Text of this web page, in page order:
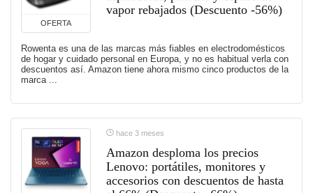
OFERTA
vapor rebajados (Descuento -56%)
Rowenta es una de las marcas más fiables en electrodomésticos
de hogar y cuidado personal en Europa, y no es habitual verla con
descuentos así. Amazon tiene ahora mismo cinco productos de la
marca ...
hace 3 meses
Amazon desploma los precios
Lenovo: portátiles, monitores y
accesorios con descuentos de hasta